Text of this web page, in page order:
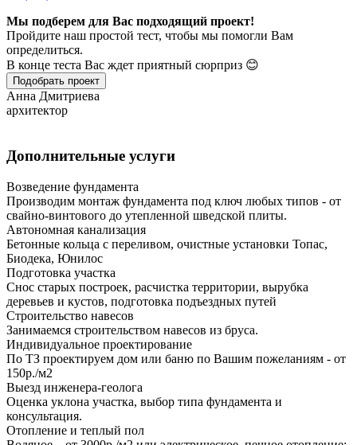
Мы подберем для Вас подходящий проект!
Пройдите наш простой тест, чтобы мы помогли Вам
определиться.
В конце теста Вас ждет приятный сюрприз 😊
Подобрать проект
Анна Дмитриева
архитектор
Дополнительные услуги
Возведение фундамента
Производим монтаж фундамента под ключ любых типов - от
свайно-винтового до утепленной шведской плиты.
Автономная канализация
Бетонные кольца с переливом, очистные установки Топас,
Биодека, Юнилос
Подготовка участка
Снос старых построек, расчистка территории, вырубка
деревьев и кустов, подготовка подъездных путей
Строительство навесов
Занимаемся строительством навесов из бруса.
Индивидуальное проектирование
По ТЗ проектируем дом или баню по Вашим пожеланиям - от
150р./м2
Выезд инженера-геолога
Оценка уклона участка, выбор типа фундамента и
консультация.
Отопление и теплый пол